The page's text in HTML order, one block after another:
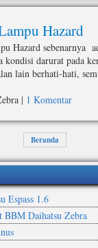
Hazard
Hazard sebenarnya
kondisi darurat pada
lain berhati-hati,
| 1 Komentar
Beranda
Espass 1.6
BBM Daihatsu Zebra